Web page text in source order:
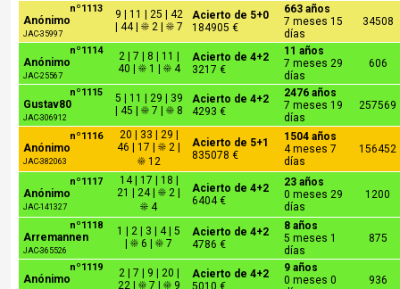
nº1113
Anónimo
JAC-35997
9 | 11 | 25 | 42
| 44 | ☀ 2 | ☀ 7
Acierto de 5+0
184905 €
663 años
7 meses 15
días
34508
nº1114
Anónimo
JAC-25567
2 | 7 | 8 | 11 |
40 | ☀ 1 | ☀ 4
Acierto de 4+2
3217 €
11 años
7 meses 29
días
606
nº1115
Gustav80
JAC-306912
5 | 11 | 29 | 39
| 45 | ☀ 7 | ☀ 8
Acierto de 4+2
4293 €
2476 años
7 meses 19
días
257569
nº1116
Anónimo
JAC-382063
20 | 33 | 29 |
46 | 17 | ☀ 2 |
☀ 12
Acierto de 5+1
835078 €
1504 años
4 meses 7
días
156452
nº1117
Anónimo
JAC-141327
14 | 17 | 18 |
21 | 24 | ☀ 2 |
☀ 4
Acierto de 4+2
6404 €
23 años
0 meses 29
días
1200
nº1118
Arremannen
JAC-365526
1 | 2 | 3 | 4 | 5
| ☀ 6 | ☀ 7
Acierto de 4+2
4786 €
8 años
5 meses 1
días
875
nº1119
Anónimo
2 | 7 | 9 | 20 |
22 | ☀ 7 | ☀ 9
Acierto de 4+2
9 años
0 meses 0
936